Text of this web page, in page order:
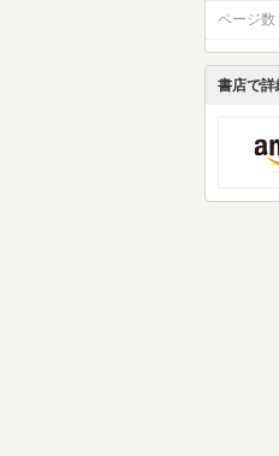
ページ数
書店で詳